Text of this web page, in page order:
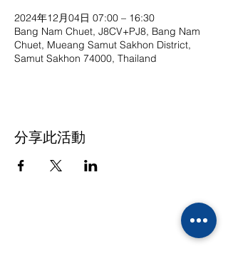
2024年12月04日 07:00 – 16:30
Bang Nam Chuet, J8CV+PJ8, Bang Nam
Chuet, Mueang Samut Sakhon District,
Samut Sakhon 74000, Thailand
分享此活動